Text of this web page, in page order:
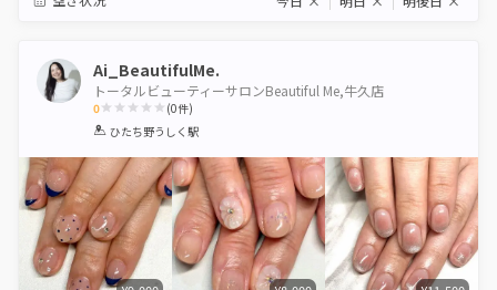
Ai_BeautifulMe.
トータルビューティーサロンBeautiful Me,牛久店
0
1 2 3 4 5
(0件)
ひたち野うしく駅